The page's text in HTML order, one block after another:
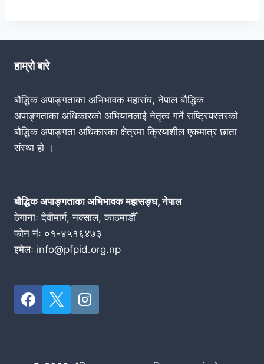
हाम्रो बारे
बौद्धिक अपाङ्गताका अभिभावक महासंघ, नेपाल बौद्धिक
अपाङ्गताका अधिकारको अभियानलाई नेतृत्व गर्ने राष्ट्रियस्तरको
बौद्धिक अपाङ्गता अधिकारका क्षेत्रमा क्रियाशील एकमात्र छाता
संस्था हो ।
बौद्धिक अपाङ्गताका अभिभावक महासङ्घ, नेपाल
ठेगानाः देवीमार्ग, नक्साल, काठमाडौँ
फोन नंः ०१-४५१६४७३
इमेलः info@pfpid.org.np